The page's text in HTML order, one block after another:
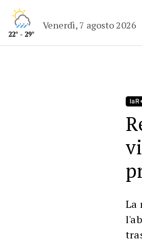
22° - 29°
Venerdì, 7 agosto 2026
La